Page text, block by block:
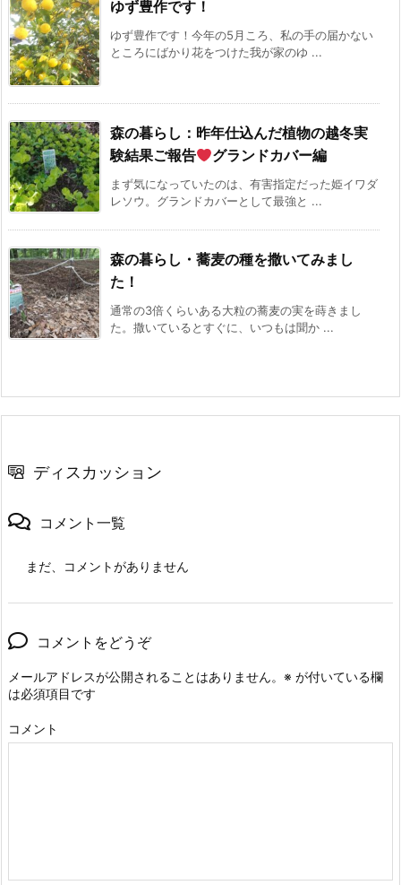
ゆず豊作です！
ゆず豊作です！今年の5月ころ、私の手の届かない
ところにばかり花をつけた我が家のゆ ...
森の暮らし：昨年仕込んだ植物の越冬実
験結果ご報告
グランドカバー編
まず気になっていたのは、有害指定だった姫イワダ
レソウ。グランドカバーとして最強と ...
森の暮らし・蕎麦の種を撒いてみまし
た！
通常の3倍くらいある大粒の蕎麦の実を蒔きまし
た。撒いているとすぐに、いつもは聞か ...
ディスカッション
コメント一覧
まだ、コメントがありません
コメントをどうぞ
メールアドレスが公開されることはありません。 ※ が付いている欄
は必須項目です
コメント